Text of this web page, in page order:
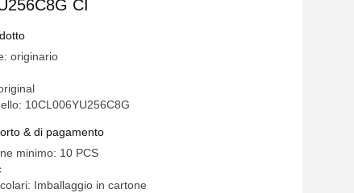
CI
originario
10CL006YU256C8G
& di pagamento
minimo: 10 PCS
Imballaggio in cartone